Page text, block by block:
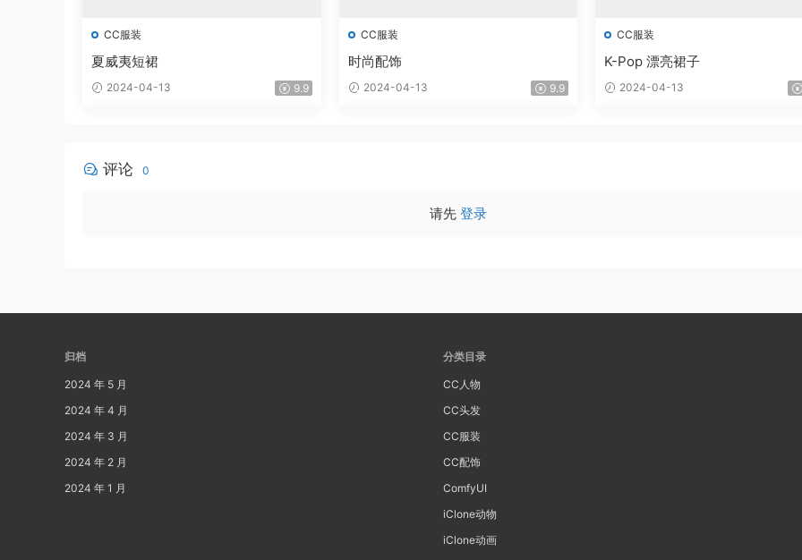
CC服装
夏威夷短裙
2024-04-13 9.9
CC服装
时尚配饰
2024-04-13 9.9
CC服装
K-Pop 漂亮裙子
2024-04-13
评论 0
请先 登录
归档
2024 年 5 月
2024 年 4 月
2024 年 3 月
2024 年 2 月
2024 年 1 月
分类目录
CC人物
CC头发
CC服装
CC配饰
ComfyUI
iClone动物
iClone动画